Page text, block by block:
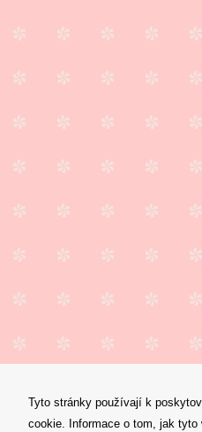
Tyto stránky používají k
cookie. Informace o tom, jak tyto